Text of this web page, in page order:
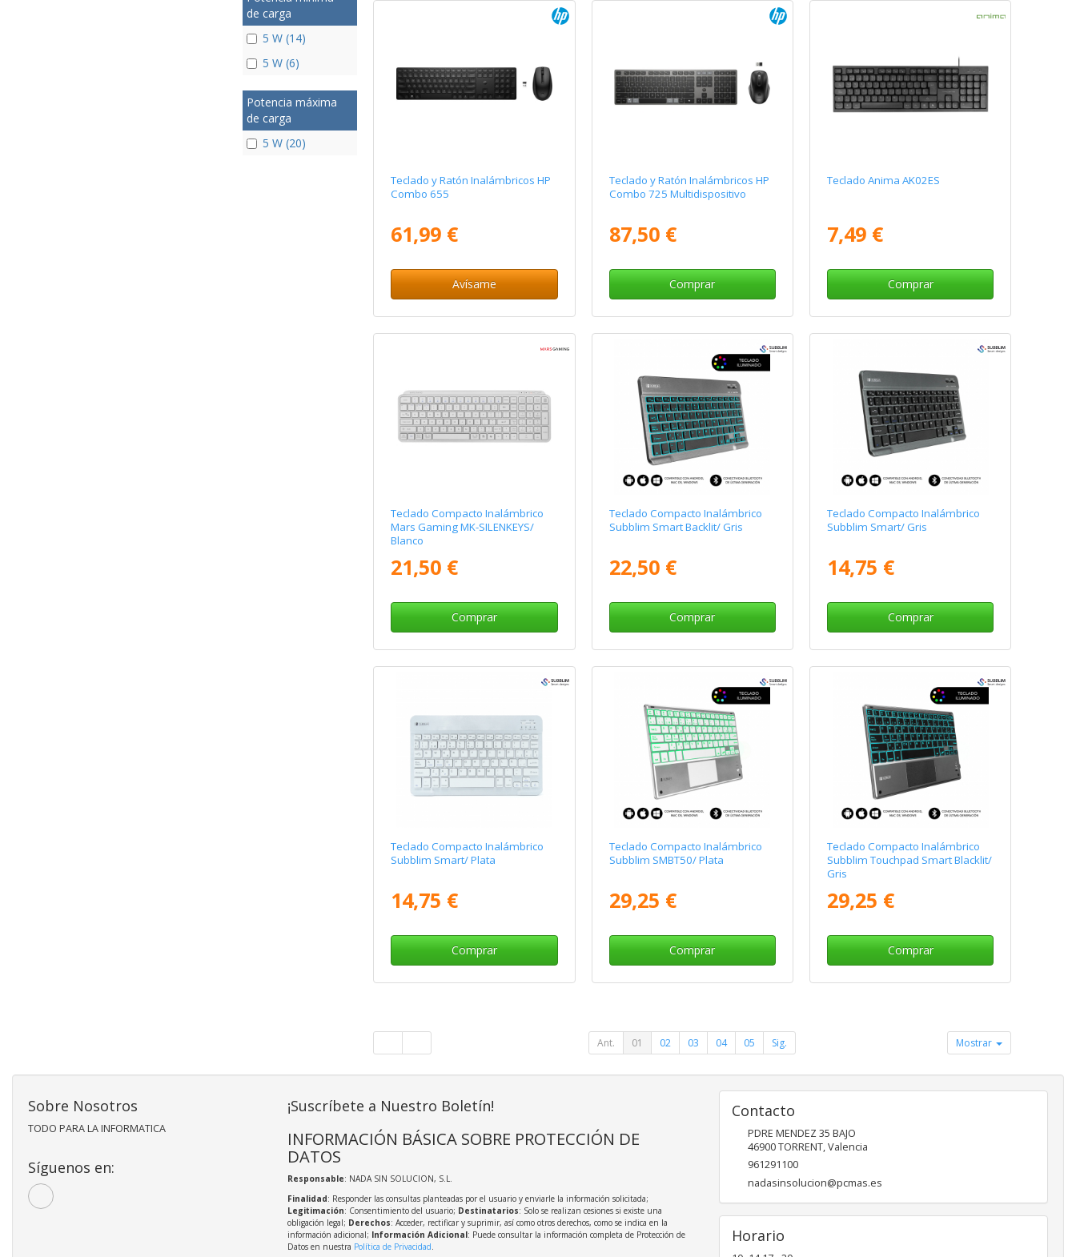
de carga
5 W (14)
5 W (6)
Potencia máxima
de carga
5 W (20)
Teclado y Ratón Inalámbricos HP
Combo 655
61,99 €
Avísame
Teclado y Ratón Inalámbricos HP
Combo 725 Multidispositivo
87,50 €
Comprar
Teclado Anima AK02ES
7,49 €
Comprar
Teclado Compacto Inalámbrico
Mars Gaming MK-SILENKEYS/
Blanco
21,50 €
Comprar
Teclado Compacto Inalámbrico
Subblim Smart Backlit/ Gris
22,50 €
Comprar
Teclado Compacto Inalámbrico
Subblim Smart/ Gris
14,75 €
Comprar
Teclado Compacto Inalámbrico
Subblim Smart/ Plata
14,75 €
Comprar
Teclado Compacto Inalámbrico
Subblim SMBT50/ Plata
29,25 €
Comprar
Teclado Compacto Inalámbrico
Subblim Touchpad Smart Blacklit/
Gris
29,25 €
Comprar
Ant. 01 02 03 04 05 Sig. Mostrar
Sobre Nosotros
TODO PARA LA INFORMATICA
Síguenos en:
¡Suscríbete a Nuestro Boletín!
INFORMACIÓN BÁSICA SOBRE PROTECCIÓN DE
DATOS
Responsable: NADA SIN SOLUCION, S.L.
Finalidad: Responder las consultas planteadas por el usuario y enviarle la información solicitada;
Legitimación: Consentimiento del usuario; Destinatarios: Solo se realizan cesiones si existe una
obligación legal; Derechos: Acceder, rectificar y suprimir, así como otros derechos, como se indica en la
información adicional; Información Adicional: Puede consultar la información completa de Protección de
Datos en nuestra Política de Privacidad.
Contacto
PDRE MENDEZ 35 BAJO
46900TORRENT,Valencia
961291100
nadasinsolucion@pcmas.es
Horario